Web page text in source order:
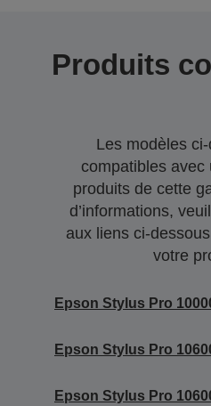
Produits
Les modèles
compatibles avec
produits de cette
d’informations,
aux liens ci-
votre
Epson Stylus Pro
Epson Stylus Pro
Epson Stylus Pro